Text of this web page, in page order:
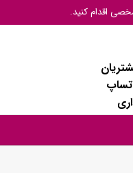
اقدام کنید.